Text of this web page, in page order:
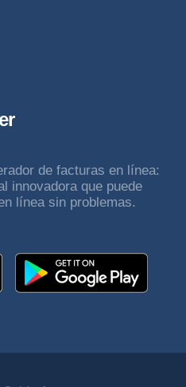
de facturas en línea:
innovadora que puede
línea sin problemas.